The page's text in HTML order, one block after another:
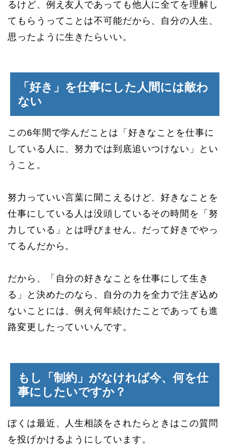
るけど、例え友人であっても他人に全てを理解し
てもらうってことは不可能だから、自分の人生、
思ったように生きたらいい。
「好き」を仕事にした人間には敵わ
ない
この6年間で学んだことは「好きなことを仕事に
している人に、努力では到底追いつけない」とい
うこと。
努力っていい言葉に聞こえるけど、好きなことを
仕事にしている人は没頭しているその時間を「努
力している」とは呼びません。だって好きでやっ
てるんだから。
だから、「自分の好きなことを仕事にして生き
る」と決めたのなら、自分の力を全力で注ぎ込め
ないことには、例え何年続けたことであっても進
路変更したっていいんです。
もし「制約」がなければ今、何を仕
事にしたいですか？
ぼくは最近、人生相談をされたらときはこの質問
を投げかけるようにしています。